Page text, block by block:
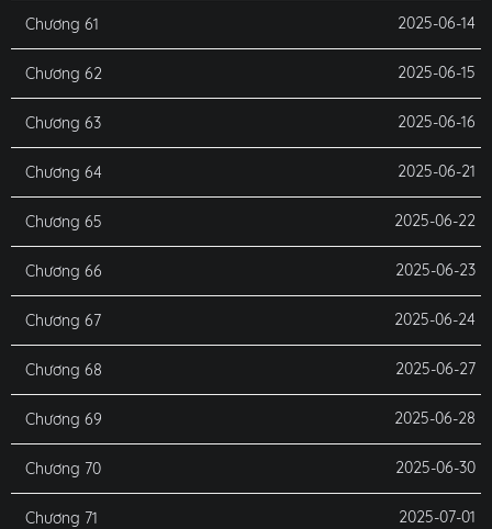
Chương 61 2025-06-14
Chương 62 2025-06-15
Chương 63 2025-06-16
Chương 64 2025-06-21
Chương 65 2025-06-22
Chương 66 2025-06-23
Chương 67 2025-06-24
Chương 68 2025-06-27
Chương 69 2025-06-28
Chương 70 2025-06-30
Chương 71 2025-07-01